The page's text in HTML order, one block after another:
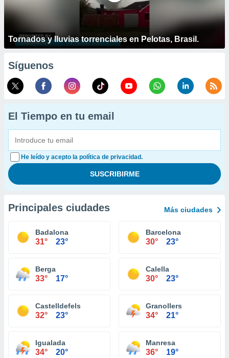
Tornados y lluvias torrenciales en Pelotas, Brasil.
Síguenos
El Tiempo en tu email
He leído y acepto la política de privacidad.
Principales ciudades Más ciudades
Badalona
31° 23°
Barcelona
30° 23°
Berga
33° 17°
Calella
30° 23°
Castelldefels
32° 23°
Granollers
34° 21°
Igualada
34° 20°
Manresa
36° 19°